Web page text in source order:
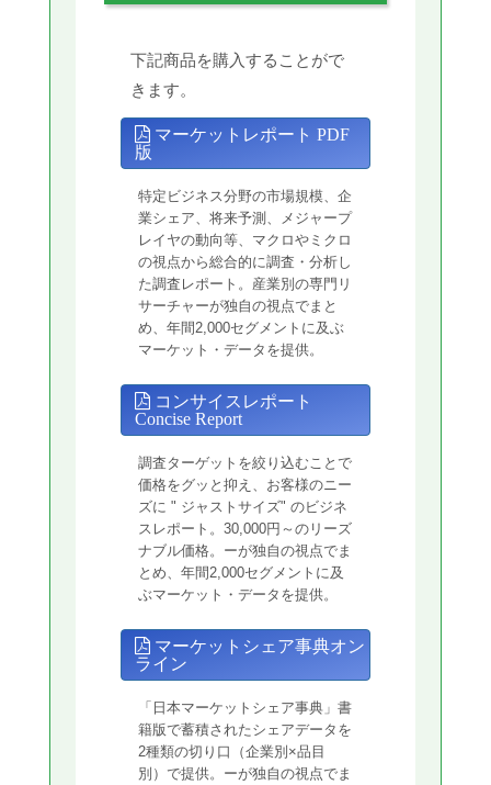
下記商品を購入することがで
きます。
マーケットレポート PDF
版
特定ビジネス分野の市場規模、企
業シェア、将来予測、メジャープ
レイヤの動向等、マクロやミクロ
の視点から総合的に調査・分析し
た調査レポート。産業別の専門リ
サーチャーが独自の視点でまと
め、年間2,000セグメントに及ぶ
マーケット・データを提供。
コンサイスレポート
Concise Report
調査ターゲットを絞り込むことで
価格をグッと抑え、お客様のニー
ズに " ジャストサイズ" のビジネ
スレポート。30,000円～のリーズ
ナブル価格。ーが独自の視点でま
とめ、年間2,000セグメントに及
ぶマーケット・データを提供。
マーケットシェア事典オン
ライン
「日本マーケットシェア事典」書
籍版で蓄積されたシェアデータを
2種類の切り口（企業別×品目
別）で提供。ーが独自の視点でま